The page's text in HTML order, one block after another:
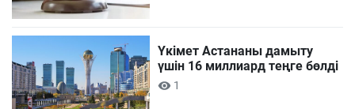
Үкімет Астананы дамыту
үшін 16 миллиард теңге бөлді
1